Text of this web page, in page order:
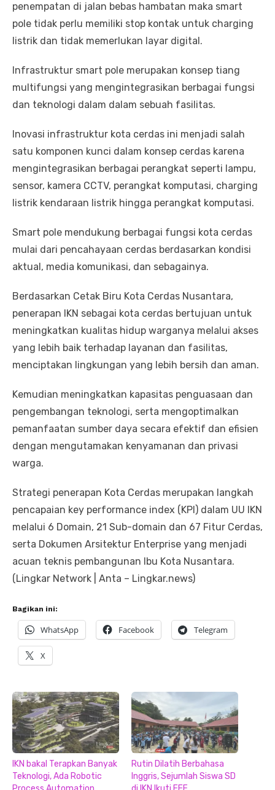
penempatan di jalan bebas hambatan maka smart
pole tidak perlu memiliki stop kontak untuk charging
listrik dan tidak memerlukan layar digital.
Infrastruktur smart pole merupakan konsep tiang
multifungsi yang mengintegrasikan berbagai fungsi
dan teknologi dalam dalam sebuah fasilitas.
Inovasi infrastruktur kota cerdas ini menjadi salah
satu komponen kunci dalam konsep cerdas karena
mengintegrasikan berbagai perangkat seperti lampu,
sensor, kamera CCTV, perangkat komputasi, charging
listrik kendaraan listrik hingga perangkat komputasi.
Smart pole mendukung berbagai fungsi kota cerdas
mulai dari pencahayaan cerdas berdasarkan kondisi
aktual, media komunikasi, dan sebagainya.
Berdasarkan Cetak Biru Kota Cerdas Nusantara,
penerapan IKN sebagai kota cerdas bertujuan untuk
meningkatkan kualitas hidup warganya melalui akses
yang lebih baik terhadap layanan dan fasilitas,
menciptakan lingkungan yang lebih bersih dan aman.
Kemudian meningkatkan kapasitas penguasaan dan
pengembangan teknologi, serta mengoptimalkan
pemanfaatan sumber daya secara efektif dan efisien
dengan mengutamakan kenyamanan dan privasi
warga.
Strategi penerapan Kota Cerdas merupakan langkah
pencapaian key performance index (KPI) dalam UU IKN
melalui 6 Domain, 21 Sub-domain dan 67 Fitur Cerdas,
serta Dokumen Arsitektur Enterprise yang menjadi
acuan teknis pembangunan Ibu Kota Nusantara.
(Lingkar Network | Anta – Lingkar.news)
Bagikan ini:
WhatsApp Facebook Telegram
X
IKN bakal Terapkan Banyak
Teknologi, Ada Robotic
Rutin Dilatih Berbahasa
Inggris, Sejumlah Siswa SD